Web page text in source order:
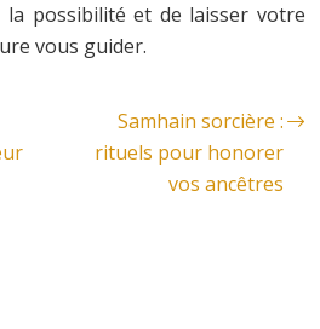
possibilité et de laisser votre
vous guider.
Samhain sorcière :
rituels pour honorer
vos ancêtres